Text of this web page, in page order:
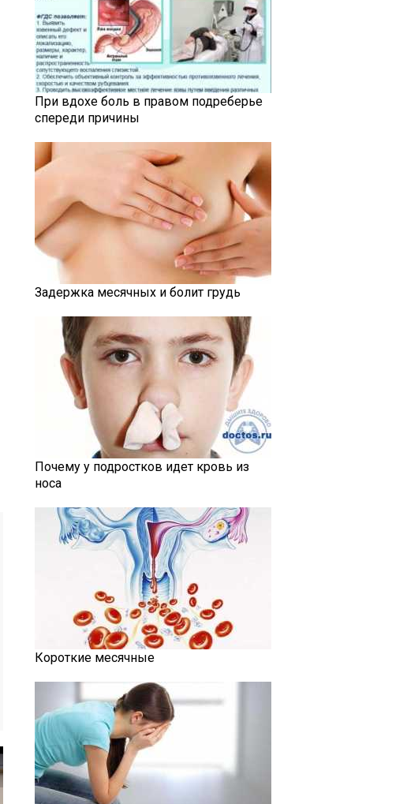
При вдохе боль в правом подреберье
спереди причины
Задержка месячных и болит грудь
Почему у подростков идет кровь из
носа
Короткие месячные